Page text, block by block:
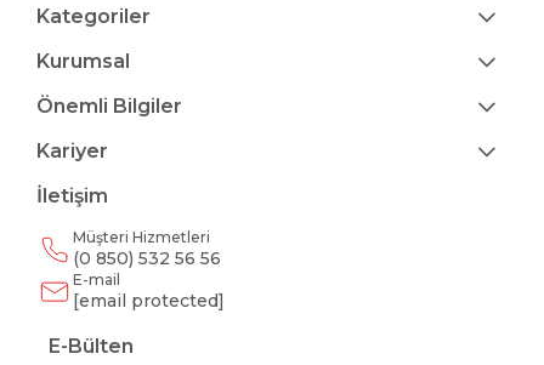
Kategoriler
Kurumsal
Önemli Bilgiler
Kariyer
İletişim
Müşteri Hizmetleri
(0 850) 532 56 56
E-mail
[email protected]
E-Bülten